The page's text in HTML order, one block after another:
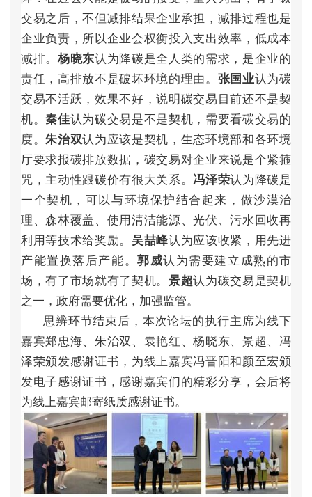
交易之 后 ，不但减排结果企业承担 ， 减排过程也是
企业负责 ， 所以企业会权衡投入支出效率 ， 低成本
减排。杨晓东认为降碳是全 人类的需求 ， 是企业的
责任 ，高排放不是破坏环境的理由。 张国业认为碳
交易不活跃 ，效果不好 ，说明碳交易目前还不是契
机。秦佳认为碳交易是不是契机 ， 需要看碳交易的
度。朱治双认为应该是契机 ， 生态环境部和各环境
厅要求报碳排放数据 ， 碳交易对企业来说是个紧箍
咒 ， 主动性跟碳价有很大关系。冯泽荣认为降碳是
一个契机 ， 可以与环境保护结合起来 ， 做沙漠治
理、森林覆盖、 使用清洁能源、光伏、污水回收再
利用等技术给奖励。吴喆峰认为应该收紧 ， 用先进
产能置换落 后产能。郭威认 为需要建立成熟的市
场 ，有了市场就有了契机。景超认为碳交易是契机
之一 ， 政府需要优化 ， 加强监管。
思辨环节结束后 ， 本次论坛的执行主席为线下
嘉宾郑忠海、朱治双 、 袁艳红、杨晓东、景超、 冯
泽荣颁发感谢证书 ， 为线上嘉宾冯晋阳和颜至宏颁
发电子感谢证书 ， 感谢嘉宾们的精彩分享 ， 会后将
为线上嘉宾邮寄纸质感谢证书。